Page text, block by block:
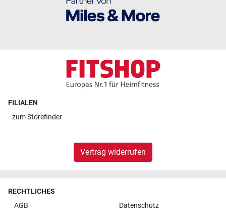
FILIALEN
zumStorefinder
Vertrag widerrufen
RECHTLICHES
AGB
Datenschutz